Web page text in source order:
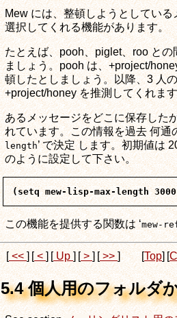
Mew には、整頓しようとしてい
選択してくれる機能があります。
たとえば、pooh、piglet、roo と
ましょう。pooh は、+project/
頓したとしましょう。以降、3 人
+project/honey を推測してくれま
あるメッセージをどこに保存した
れています。この情報を過去 何通
length’ で決定 します。初期値は
のように設定して下さい。
この機能を提供する関数は ‘mew-
[ << ] [ < ] [ Up ] [ > ] [ >> ] [Top] [
5.4 個人用のフォルダ